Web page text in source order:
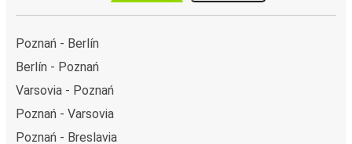
Poznań - Berlín
Berlín - Poznań
Varsovia - Poznań
Poznań - Varsovia
Poznań - Breslavia